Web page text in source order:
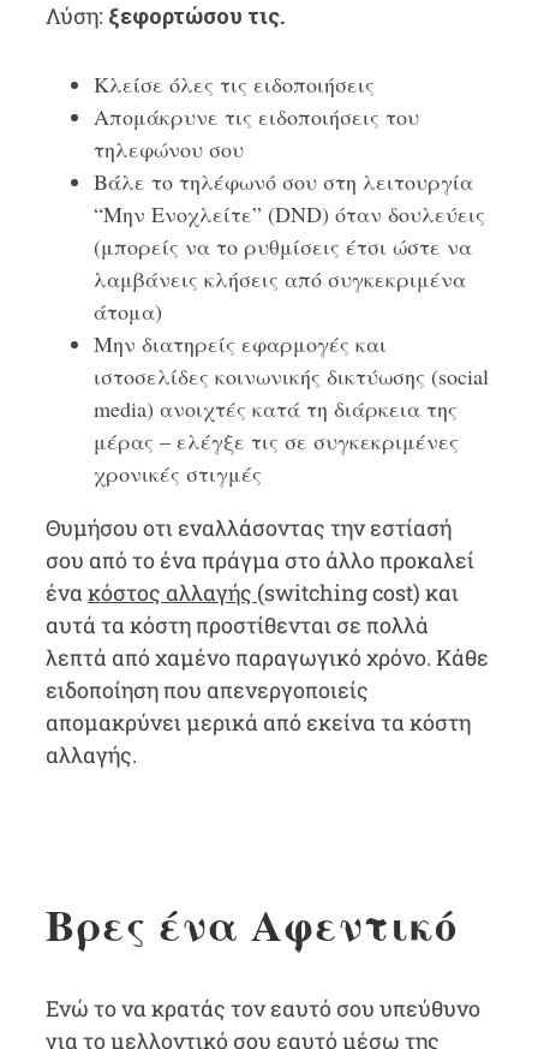
Λύση: ξεφορτώσου τις.
Κλείσε όλες τις ειδοποιήσεις
Απομάκρυνε τις ειδοποιήσεις του
τηλεφώνου σου
Βάλε το τηλέφωνό σου στη λειτουργία
“Μην Ενοχλείτε” (DND) όταν δουλεύεις
(μπορείς να το ρυθμίσεις έτσι ώστε να
λαμβάνεις κλήσεις από συγκεκριμένα
άτομα)
Μην διατηρείς εφαρμογές και
ιστοσελίδες κοινωνικής δικτύωσης (social
media) ανοιχτές κατά τη διάρκεια της
μέρας – ελέγξε τις σε συγκεκριμένες
χρονικές στιγμές
Θυμήσου οτι εναλλάσοντας την εστίασή
σου από το ένα πράγμα στο άλλο προκαλεί
ένα κόστος αλλαγής (switching cost) και
αυτά τα κόστη προστίθενται σε πολλά
λεπτά από χαμένο παραγωγικό χρόνο. Κάθε
ειδοποίηση που απενεργοποιείς
απομακρύνει μερικά από εκείνα τα κόστη
αλλαγής.
Βρες ένα Αφεντικό
Ενώ το να κρατάς τον εαυτό σου υπεύθυνο
για το μελλοντικό σου εαυτό μέσω της